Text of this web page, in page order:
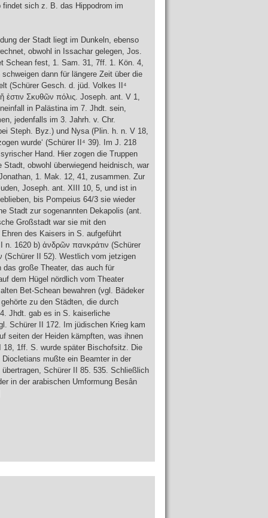
sich z. B. das Hippodrom im
der Stadt liegt im Dunkeln, ebenso
obwohl in Issachar gelegen, Jos.
Schean fest, 1. Sam. 31, 7ff. 1. Kön. 4,
dann für längere Zeit über die
(Schürer Gesch. d. jüd. Volkes II⁴
Σκυθῶν πόλις. Joseph. ant. V 1,
in Palästina im 7. Jhdt. sein,
jedenfalls im 3. Jahrh. v. Chr.
Steph. Byz.) und Nysa (Plin. h. n. V 18,
wurde‘ (Schürer II⁴ 39). Im J. 218
Hand. Hier zogen die Truppen
obwohl überwiegend heidnisch, war
1. Mak. 12, 41, zusammen. Zur
Joseph. ant. XIII 10, 5, und ist in
bis Pompeius 64/3 sie wieder
Stadt zur sogenannten Dekapolis (ant.
Großstadt war sie mit den
des Kaisers in S. aufgeführt
1620 b) ἀνδρῶν πανκράτιν (Schürer
(Schürer II 52). Westlich vom jetzigen
das große Theater, das auch für
dem Hügel nördlich vom Theater
Bet-Schean bewahren (vgl. Bädeker
zu den Städten, die durch
Jhdt. gab es in S. kaiserliche
Schürer II 172. Im jüdischen Krieg kam
seiten der Heiden kämpften, was ihnen
18, 1ff. S. wurde später Bischofsitz. Die
mußte ein Beamter in der
Schürer II 85. 535. Schließlich
in der arabischen Umformung Besân